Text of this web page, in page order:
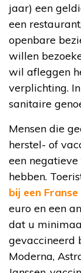
jaar) een
een
openbare
willen
wil afleggen
verplichting.
sanitaire
Mensen die
herstel- of
een
hebben.
bij een
euro en een
dat u
gevaccineerd
Moderna,